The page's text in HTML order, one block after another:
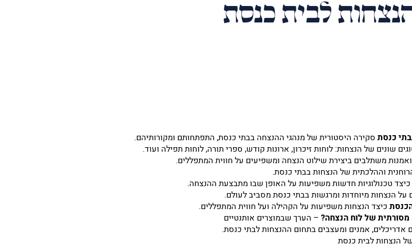
לבית כנסת
כנסת סקירה היסטורית של מנהגי ההנצחה בבתי כנסת, התפתחותם ומקורותיהם.
שונים של הנצחות: לוחות זיכרון, ארונות קודש, ספרי תורה, לוחות תפילה ועוד.
משתלבים ביצירת שילוט הנצחה ומשפיעים על חווית המתפללים.
וההלכתית של הנצחות בבתי כנסת.
כיצד טכנולוגיות חדשות משפיעות על האופן שבו מתבצעת ההנצחה.
על הנצחות מיוחדות ומרגשות בבתי כנסת מסביב לעולם.
כיצד הנצחות משפיעות על הקהילה ועל חווית המתפללים.
של לוח הנצחה? – הערך שבמוצרים אותנטיים
אדריכלים, אמנים ומעצבים בתחום ההנצחות לבתי כנסת.
הנצחות לבית כנסת